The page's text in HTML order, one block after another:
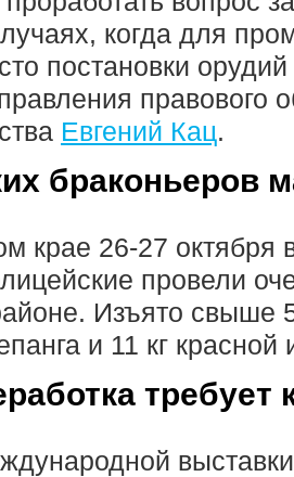
когда для
постановки
правового
Евгений Кац.
браконьеров
крае 26-27 октября
провели
Изъято свыше
и 11 кг красной
требует